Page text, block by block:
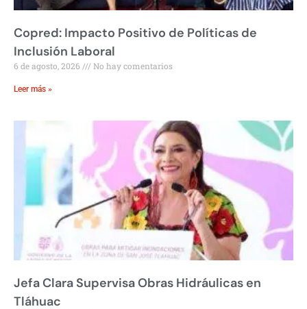
Copred: Impacto Positivo de Políticas de
Inclusión Laboral
6 de agosto, 2026 No hay comentarios
Leer más »
Jefa Clara Supervisa Obras Hidráulicas en
Tláhuac